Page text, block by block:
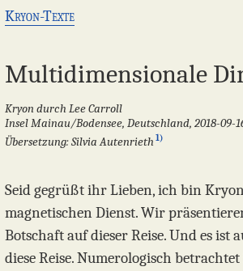
Kryon-Texte
Multidimensionale
Kryon durch Lee Carroll
Insel Mainau/Bodensee, Deutschland, 2018-09-
Übersetzung: Silvia Autenrieth 1)
Seid gegrüßt ihr Lieben, ich bin
magnetischen Dienst. Wir
Botschaft auf dieser Reise. Und es ist
diese Reise. Numerologisch